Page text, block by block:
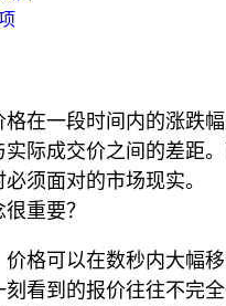
在一段时间内的涨跌
际成交价之间的差距
须面对的市场现实。
重要？
格可以在数秒内大幅
看到的报价往往不完